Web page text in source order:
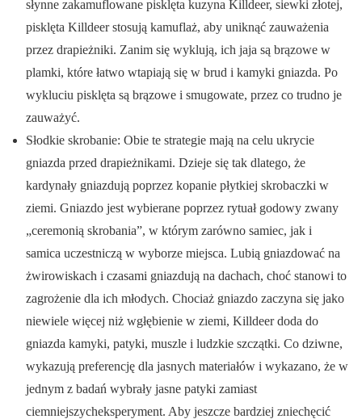
słynne zakamuflowane pisklęta kuzyna Killdeer, siewki złotej,
pisklęta Killdeer stosują kamuflaż, aby uniknąć zauważenia
przez drapieżniki. Zanim się wyklują, ich jaja są brązowe w
plamki, które łatwo wtapiają się w brud i kamyki gniazda. Po
wykluciu pisklęta są brązowe i smugowate, przez co trudno je
zauważyć.
Słodkie skrobanie: Obie te strategie mają na celu ukrycie
gniazda przed drapieżnikami. Dzieje się tak dlatego, że
kardynały gniazdują poprzez kopanie płytkiej skrobaczki w
ziemi. Gniazdo jest wybierane poprzez rytuał godowy zwany
„ceremonią skrobania”, w którym zarówno samiec, jak i
samica uczestniczą w wyborze miejsca. Lubią gniazdować na
żwirowiskach i czasami gniazdują na dachach, choć stanowi to
zagrożenie dla ich młodych. Chociaż gniazdo zaczyna się jako
niewiele więcej niż wgłębienie w ziemi, Killdeer doda do
gniazda kamyki, patyki, muszle i ludzkie szczątki. Co dziwne,
wykazują preferencję dla jasnych materiałów i wykazano, że w
jednym z badań wybrały jasne patyki zamiast
ciemniejszycheksperyment. Aby jeszcze bardziej zniechęcić